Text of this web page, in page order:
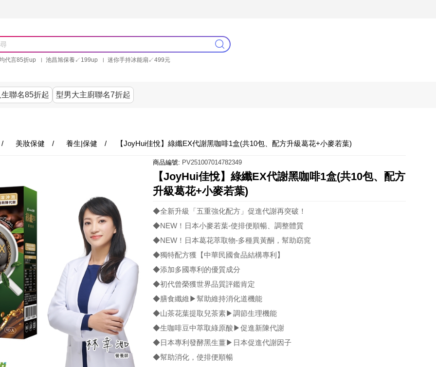
代言85折up 池昌旭保養↙199up
迷你手持冰能扇↙499元
聯名85折起 型男大主廚聯名7折起
/ 美妝保健 / 養生|保健 / 【JoyHui佳悅】綠纖EX代謝黑咖啡1盒(共10包、配方升級葛花+小麥若葉)
商品編號: PV251007014782349
【JoyHui佳悅】綠纖EX代謝黑咖啡1盒(共10包、配方
升級葛花+小麥若葉)
◆全新升級「五重強化配方」促進代謝再突破！
◆NEW！日本小麥若葉-使排便順暢、調整體質
◆NEW！日本葛花萃取物-多種異黃酮，幫助窈窕
◆獨特配方獲【中華民國食品結構專利】
◆添加多國專利的優質成分
◆初代曾榮獲世界品質評鑑肯定
◆膳食纖維▶幫助維持消化道機能
◆山茶花葉提取兒茶素▶調節生理機能
◆生咖啡豆中萃取綠原酸▶促進新陳代謝
◆日本專利發酵黑生薑▶日本促進代謝因子
◆幫助消化，使排便順暢